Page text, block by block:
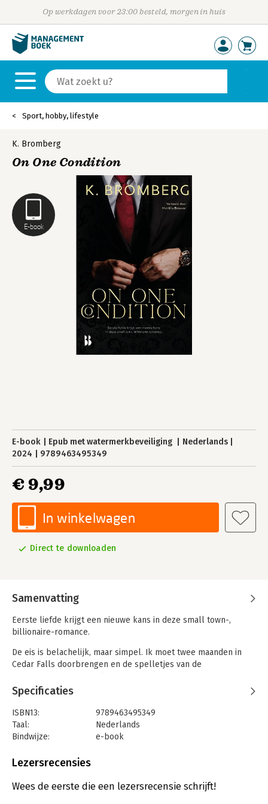
Op werkdagen voor 23:00 besteld, morgen in huis
Sport, hobby, lifestyle
E-book
K. Bromberg
On One Condition
E-book Epub met watermerkbeveiliging
Nederlands
2024
9789463495349
€ 9,99
In winkelwagen
Direct te downloaden
Samenvatting
Eerste liefde krijgt een nieuwe kans in deze small town-,
billionaire-romance.
De eis is belachelijk, maar simpel. Ik moet twee maanden in
Cedar Falls doorbrengen en de spelletjes van de
Retreat, Sharpe Internationals nieuwste resort, zijn deuren kan
openen.
Maar in dit kleine dorpje in Montana woont iemand die ik
geprobeerd heb te vergeten, maar zonder resultaat. Asher
Wells. Mijn lavendelmeisje.
Ze had grote dromen en wilde weg uit Cedar Falls om haar
staat ze hier voor me? En nog belangrijker: waarom kijkt ze
Specificaties
ISBN13:
9789463495349
Taal:
Nederlands
Bindwijze:
e-book
Bestandsformaat:
Uitgever:
Blush Books
Lezersrecensies
Wees de eerste die een lezersrecensie schrijft!